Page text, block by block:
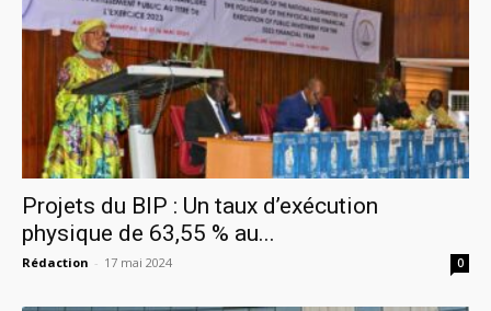
Projets du BIP : Un taux d’exécution
physique de 63,55 % au...
Rédaction - 17 mai 2024 0